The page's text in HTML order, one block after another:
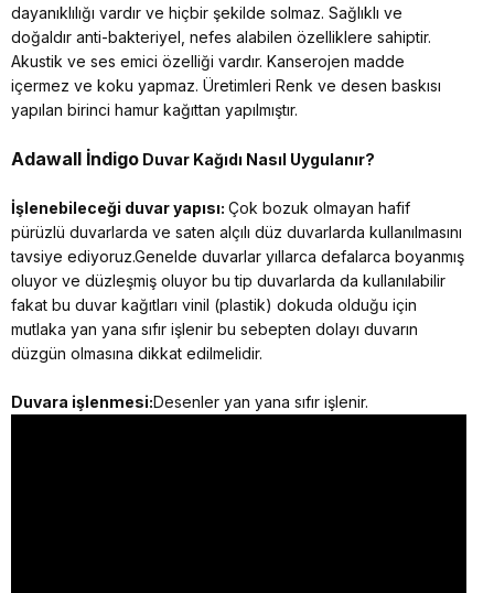
dayanıklılığı vardır ve hiçbir şekilde solmaz. Sağlıklı ve
doğaldır anti-bakteriyel, nefes alabilen özelliklere sahiptir.
Akustik ve ses emici özelliği vardır. Kanserojen madde
içermez ve koku yapmaz. Üretimleri Renk ve desen baskısı
yapılan birinci hamur kağıttan yapılmıştır.
Adawall İndigo Duvar Kağıdı Nasıl Uygulanır?
İşlenebileceği duvar yapısı: Çok bozuk olmayan hafif
pürüzlü duvarlarda ve saten alçılı düz duvarlarda kullanılmasını
tavsiye ediyoruz.Genelde duvarlar yıllarca defalarca boyanmış
oluyor ve düzleşmiş oluyor bu tip duvarlarda da kullanılabilir
fakat bu duvar kağıtları vinil (plastik) dokuda olduğu için
mutlaka yan yana sıfır işlenir bu sebepten dolayı duvarın
düzgün olmasına dikkat edilmelidir.
Duvara işlenmesi:Desenler yan yana sıfır işlenir.